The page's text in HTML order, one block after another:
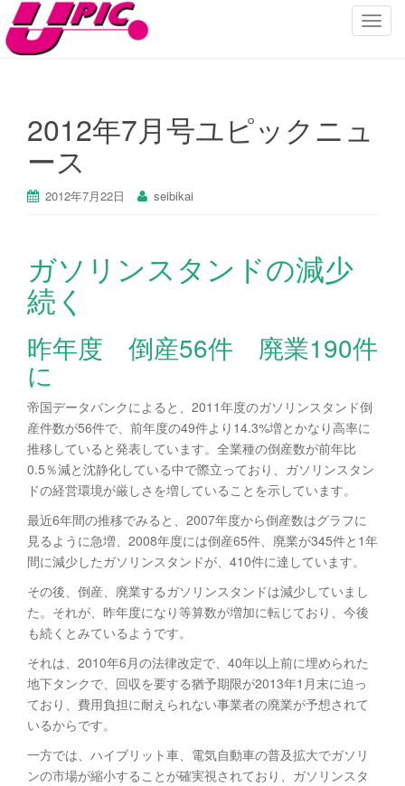
ナ
2012年7月号ユピックニュ
ース
2012年7月22日 seibikai
ガソリンスタンドの減少
続く
昨年度 倒産56件 廃業190件
に
帝国データバンクによると、2011年度のガソリンスタンド倒
産件数が56件で、前年度の49件より14.3%増とかなり高率に
推移していると発表しています。全業種の倒産数が前年比
0.5％減と沈静化している中で際立っており、ガソリンスタン
ドの経営環境が厳しさを増していることを示しています。
最近6年間の推移でみると、2007年度から倒産数はグラフに
見るように急増、2008年度には倒産65件、廃業が345件と1年
間に減少したガソリンスタンドが、410件に達しています。
その後、倒産、廃業するガソリンスタンドは減少していまし
た。それが、昨年度になり等算数が増加に転じており、今後
も続くとみているようです。
それは、2010年6月の法律改定で、40年以上前に埋められた
地下タンクで、回収を要する猶予期限が2013年1月末に迫っ
ており、費用負担に耐えられない事業者の廃業が予想されて
いるからです。
一方では、ハイブリット車、電気自動車の普及拡大でガソリ
ンの市場が縮小することが確実視されており、ガソリンスタ